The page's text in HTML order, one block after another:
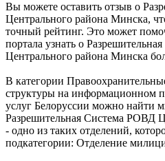
Вы можете оставить отзыв о
Центрального района Минска,
точный рейтинг. Это может
портала узнать о
Центрального района Минска
В категории
структуры на информационном
услуг Белоруссии можно найти
Разрешительная Система РОВД
- одно из таких отделений,
подкатегории: Отделение